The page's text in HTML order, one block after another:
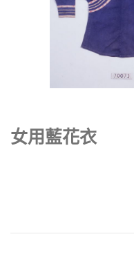
女用藍花衣